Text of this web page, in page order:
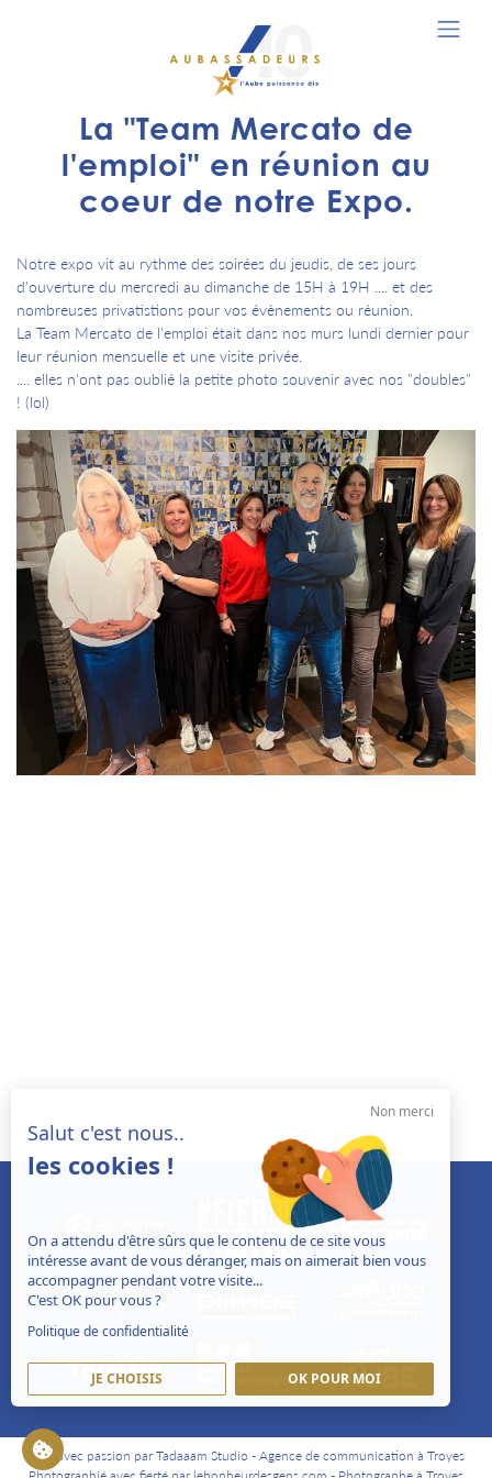
La "Team Mercato de
l'emploi" en réunion au
coeur de notre Expo.
Notre expo vit au rythme des soirées du jeudis, de ses jours
d'ouverture du mercredi au dimanche de 15H à 19H .... et des
nombreuses privatistions pour vos évènements ou réunion.
La Team Mercato de l'emploi était dans nos murs lundi dernier pour
leur réunion mensuelle et une visite privée.
.... elles n'ont pas oublié la petite photo souvenir avec nos "doubles"
! (lol)
Créé avec passion par Tadaaam Studio -Agence de communication à Troyes
Non merci
Salut c'est nous..
les cookies !
On a attendu d'être sûrs que le contenu de ce site vous
intéresse avant de vous déranger, mais on aimerait bien vous
accompagner pendant votre visite...
C'est OK pour vous ?
Politique de confidentialité
JE CHOISIS OK POUR MOI